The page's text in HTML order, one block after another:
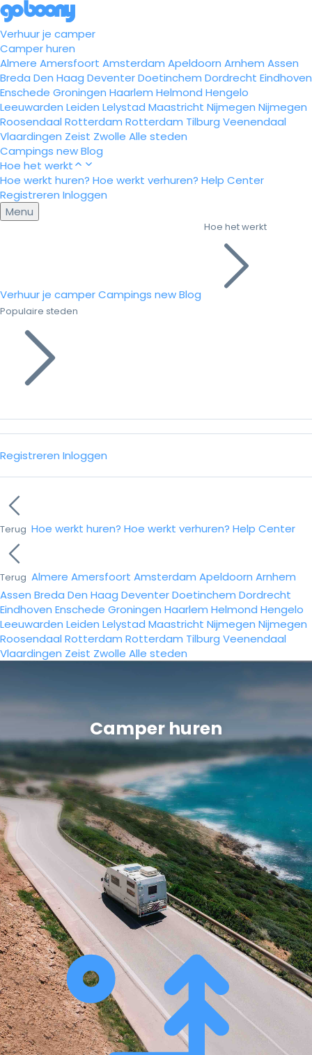
Verhuur je camper
Camper huren
Almere Amersfoort Amsterdam Apeldoorn Arnhem Assen
Breda Den Haag DeventerDoetinchem Dordrecht Eindhoven
Enschede Groningen Haarlem Helmond Hengelo
Leeuwarden Leiden Lelystad Maastricht Nijmegen Nijmegen
Roosendaal Rotterdam Rotterdam Tilburg Veenendaal
Vlaardingen Zeist Zwolle Alle steden
Campings newBlog
Hoe het werkt
Hoe werkt huren? Hoe werkt verhuren? Help Center
Registreren Inloggen
Menu
Verhuur je camperCampings newBlog
Hoe het werkt
Populaire steden
Registreren Inloggen
Terug Hoe werkt huren? Hoe werkt verhuren? Help Center
Terug Almere Amersfoort Amsterdam Apeldoorn Arnhem
Assen Breda Den Haag DeventerDoetinchem Dordrecht
Eindhoven Enschede Groningen Haarlem Helmond Hengelo
Leeuwarden Leiden Lelystad Maastricht Nijmegen Nijmegen
Roosendaal Rotterdam Rotterdam Tilburg Veenendaal
Vlaardingen Zeist Zwolle Alle steden
Camper huren